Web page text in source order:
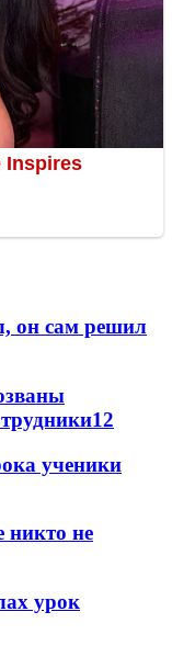
он сам решил
12
ученики
никто не
урок